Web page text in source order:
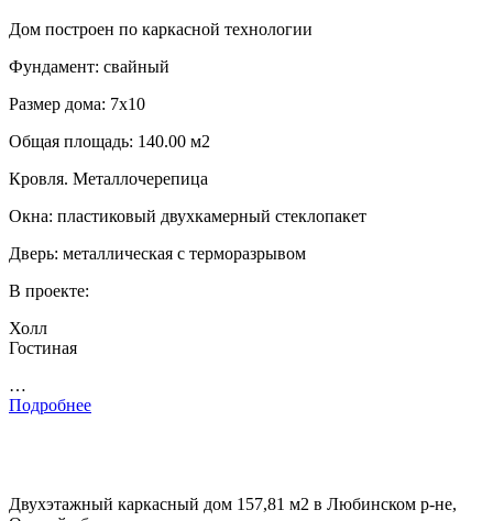
Дом построен по каркасной технологии
Фундамент: свайный
Размер дома: 7х10
Общая площадь: 140.00 м2
Кровля. Металлочерепица
Окна: пластиковый двухкамерный стеклопакет
Дверь: металлическая с терморазрывом
В проекте:
Холл
Гостиная
…
Подробнее
Двухэтажный каркасный дом 157,81 м2 в Любинском р-не,